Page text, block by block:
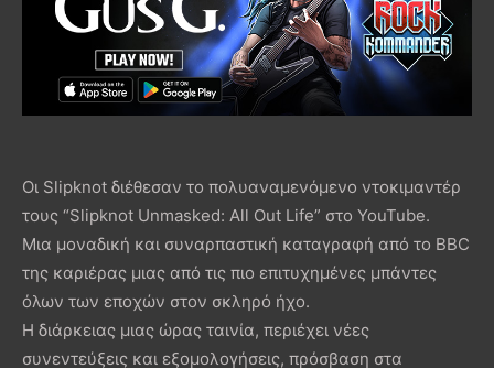
Οι Slipknot διέθεσαν το πολυαναμενόμενο ντοκιμαντέρ
τους “Slipknot Unmasked: All Out Life” στο YouTube.
Μια μοναδική και συναρπαστική καταγραφή από το BBC
της καριέρας μιας από τις πιο επιτυχημένες μπάντες
όλων των εποχών στoν σκληρό ήχο.
Η διάρκειας μιας ώρας ταινία, περιέχει νέες
συνεντεύξεις και εξομολογήσεις, πρόσβαση στα